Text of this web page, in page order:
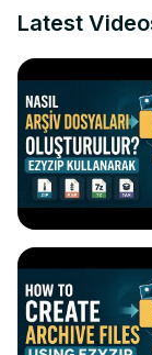
TWITTER:
Latest